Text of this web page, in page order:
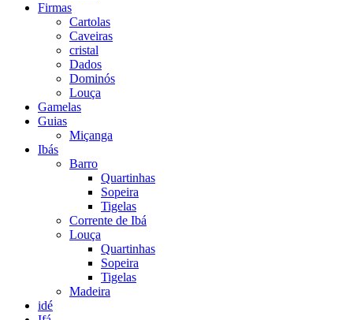
Firmas
Cartolas
Caveiras
cristal
Dados
Dominós
Louça
Gamelas
Guias
Miçanga
Ibás
Barro
Quartinhas
Sopeira
Tigelas
Corrente de Ibá
Louça
Quartinhas
Sopeira
Tigelas
Madeira
idé